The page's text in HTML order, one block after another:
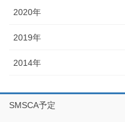
2020年
2019年
2014年
SMSCA予定